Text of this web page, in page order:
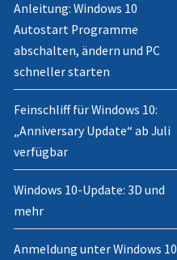
Anleitung: Windows 10
Autostart Programme
abschalten, ändern und PC
schneller starten
Feinschliff für Windows 10:
„Anniversary Update“ ab Juli
verfügbar
Windows 10-Update: 3D und
mehr
Anmeldung unter Windows 10